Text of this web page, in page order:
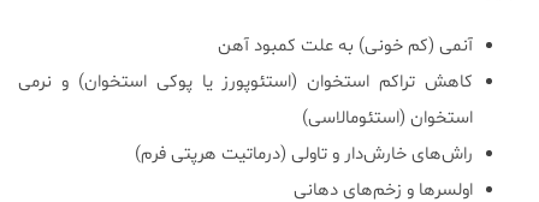
آنمی (کم خونی) به علت کمبود آهن
کاهش تراکم استخوان (استئوپورز یا پوکی استخوان) و نرمی
استخوان (استئومالاسی)
راش‌های خارش‌دار و تاولی (درماتیت هرپتی فرم)
اولسرها و زخم‌های دهانی